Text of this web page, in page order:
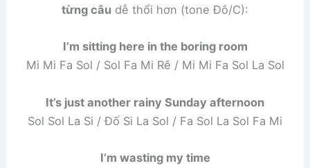
từng câu dễ thổi hơn (tone Đô/C):
I’m sitting here in the boring room
Mi Mi Fa Sol / Sol Fa Mi Rê / Mi Mi Fa Sol La Sol
It’s just another rainy Sunday afternoon
Sol Sol La Si / Đố Si La Sol / Fa Sol La Sol Fa Mi
I’m wasting my time